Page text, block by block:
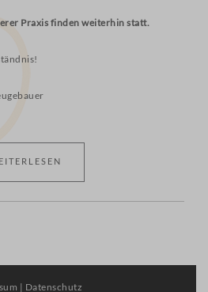
Praxis finden weiterhin statt.
| Datenschutz